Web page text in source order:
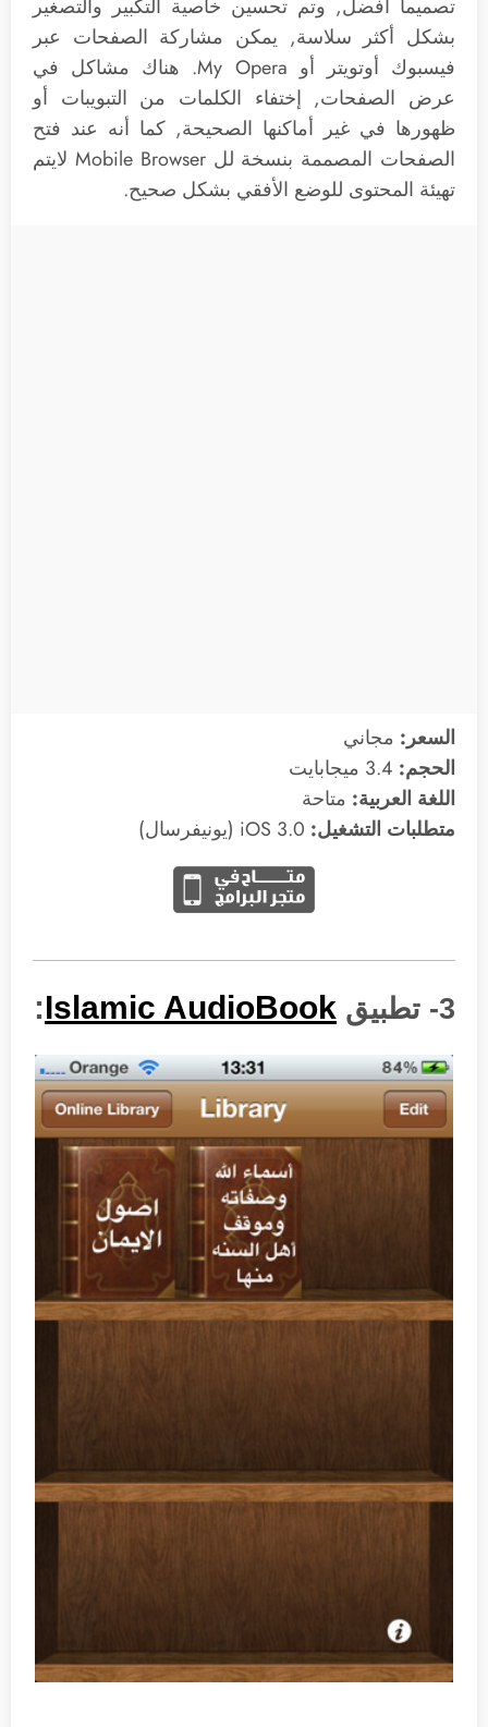
تصميماً أفضل, وتم تحسين خاصية التكبير والتصغير
بشكل أكثر سلاسة, يمكن مشاركة الصفحات عبر
فيسبوك أوتويتر أو My Opera. هناك مشاكل في
عرض الصفحات, إختفاء الكلمات من التبويبات أو
ظهورها في غير أماكنها الصحيحة, كما أنه عند فتح
الصفحات المصممة بنسخة لل Mobile Browser لايتم
تهيئة المحتوى للوضع الأفقي بشكل صحيح.
السعر: مجاني
الحجم:
اللغة العربية: متاحة
متطلبات التشغيل:
3- تطبيق Islamic AudioBook
: